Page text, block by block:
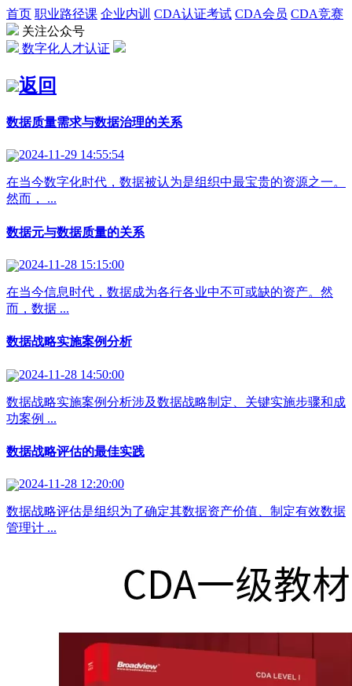
首页 职业路径课 企业内训 CDA认证考试 CDA会员 CDA竞赛
关注公众号
数字化人才认证
返回
数据质量需求与数据治理的关系
2024-11-29 14:55:54
在当今数字化时代，数据被认为是组织中最宝贵的资源之一。
然而， ...
数据元与数据质量的关系
2024-11-28 15:15:00
在当今信息时代，数据成为各行各业中不可或缺的资产。然
而，数据 ...
数据战略实施案例分析
2024-11-28 14:50:00
数据战略实施案例分析涉及数据战略制定、关键实施步骤和成
功案例 ...
数据战略评估的最佳实践
2024-11-28 12:20:00
数据战略评估是组织为了确定其数据资产价值、制定有效数据
管理计 ...